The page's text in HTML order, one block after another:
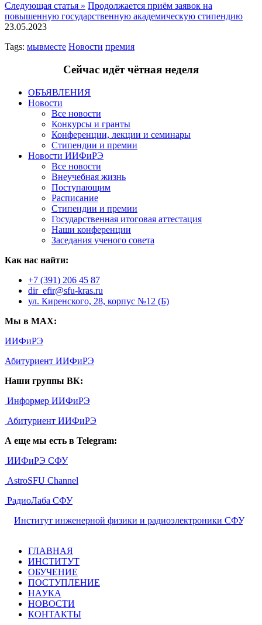
Следующая статья » Продолжается приём заявок на
повышенную государственную академическую стипендию
23.05.2023
Tags: мывместе Новости премия
Сейчас идёт чётная неделя
ОБЪЯВЛЕНИЯ
Новости
Все новости
Конкурсы и гранты
Конференции, лекции и семинары
Стипендии и премии
Новости ИИФиРЭ
Все новости
Внеучебная жизнь
Поступающим
Расписание
Стипендии и премии
Государственная итоговая аттестация
Наши конференции
Заседания ученого совета
Как нас найти:
+7 (391) 206 45 87
dir_efir@sfu-kras.ru
ул. Киренского, 28, корпус №12 (Б)
Мы в MAX:
ИИФиРЭ
Абитуриент ИИФиРЭ
Наши группы ВК:
Информер ИИФиРЭ
Абитуриент ИИФиРЭ
А еще мы есть в Telegram:
ИИФиРЭ СФУ
AstroSFU Channel
РадиоЛаба СФУ
Институт инженерной физики и радиоэлектроники СФУ,
ГЛАВНАЯ
ИНСТИТУТ
ОБУЧЕНИЕ
ПОСТУПЛЕНИЕ
НАУКА
НОВОСТИ
КОНТАКТЫ